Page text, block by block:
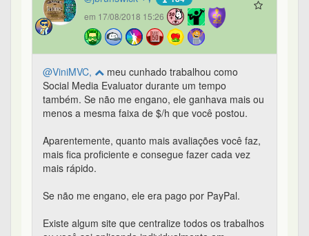
em 17/08/2018 15:26
@ViniMVC,
meu cunhado trabalhou como
Social Media Evaluator durante um tempo
também. Se não me engano, ele ganhava mais ou
menos a mesma faixa de $/h que você postou.
Aparentemente, quanto mais avaliações você faz,
mais fica proficiente e consegue fazer cada vez
mais rápido.
Se não me engano, ele era pago por PayPal.
Existe algum site que centralize todos os trabalhos